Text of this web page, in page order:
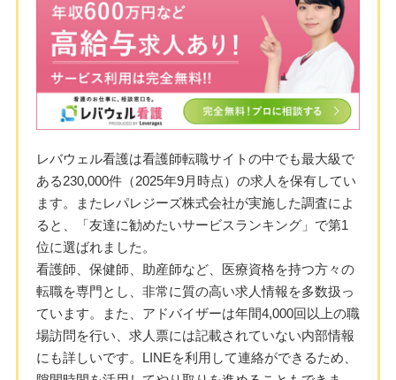
レバウェル看護は看護師転職サイトの中でも最大級で
ある230,000件（2025年9月時点）の求人を保有してい
ます。またレパレジーズ株式会社が実施した調査によ
ると、「友達に勧めたいサービスランキング」で第1
位に選ばれました。
看護師、保健師、助産師など、医療資格を持つ方々の
転職を専門とし、非常に質の高い求人情報を多数扱っ
ています。また、アドバイザーは年間4,000回以上の職
場訪問を行い、求人票には記載されていない内部情報
にも詳しいです。LINEを利用して連絡ができるため、